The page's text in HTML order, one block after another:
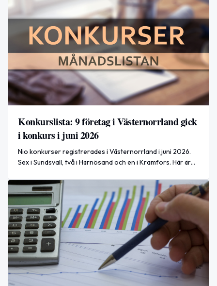
Konkurslista: 9 företag i Västernorrland gick
i konkurs i juni 2026
Nio konkurser registrerades i Västernorrland i juni 2026.
Sex i Sundsvall, två i Härnösand och en i Kramfors. Här är
verksamhetsbeskrivningar.